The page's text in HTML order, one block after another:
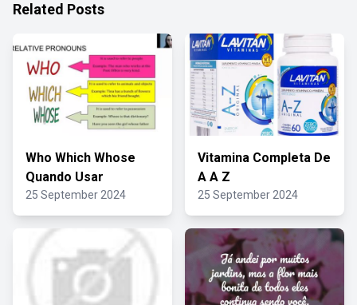
Related Posts
Who Which Whose
Quando Usar
25 September 2024
Vitamina Completa De
A A Z
25 September 2024